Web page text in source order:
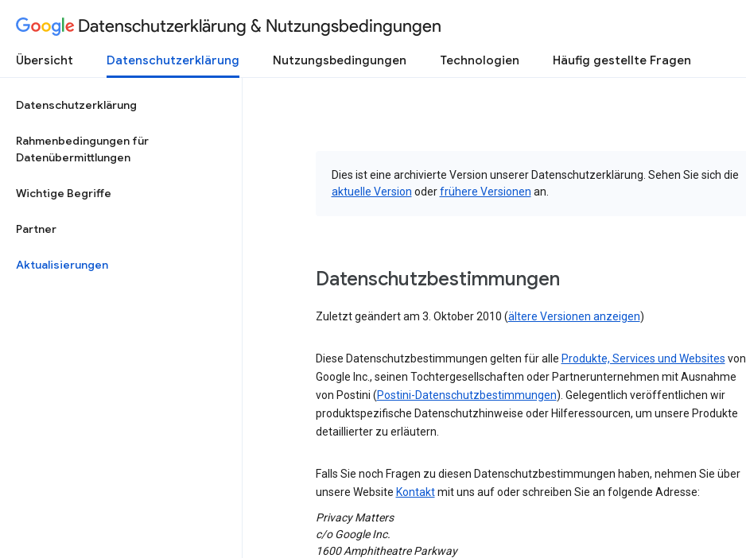
Datenschutzerklärung & Nutzungsbedingungen
Übersicht Datenschutzerklärung Nutzungsbedingungen Technologien Häufig gestellte Fragen
Datenschutzerklärung
Rahmenbedingungen für
Datenübermittlungen
Wichtige Begriffe
Partner
Aktualisierungen
Dies ist eine archivierte Version unserer Datenschutzerklärung. Sehen Sie sich die
aktuelle Version oderfrühere Versionen an.
Datenschutzbestimmungen
Zuletzt geändert am 3. Oktober 2010 (ältere Versionen anzeigen)
Diese Datenschutzbestimmungen gelten für alle Produkte, Services und Websites von
Google Inc., seinen Tochtergesellschaften oder Partnerunternehmen mit Ausnahme
von Postini (Postini-Datenschutzbestimmungen). Gelegentlich veröffentlichen wir
produktspezifische Datenschutzhinweise oder Hilferessourcen, um unsere Produkte
detaillierter zu erläutern.
Falls Sie noch Fragen zu diesen Datenschutzbestimmungen haben, nehmen Sie über
unsere Website Kontaktmit uns auf oder schreiben Sie an folgende Adresse:
Privacy Matters
c/o Google Inc.
1600 Amphitheatre Parkway